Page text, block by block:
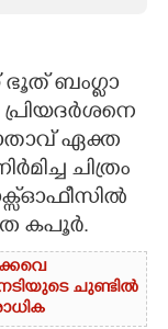
ഭൂത് ബംഗ്ളാ
ഏക്ത
ചിത്രം
കപൂർ.
നടിയുടെ ചുണ്ടിൽ